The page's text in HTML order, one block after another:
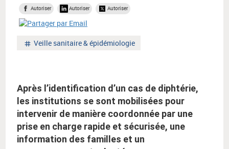
Autoriser Autoriser Autoriser
Mot
Veille sanitaire & épidémiologie
Après l’identification d’un cas de diphtérie,
les institutions se sont mobilisées pour
intervenir de manière coordonnée par une
prise en charge rapide et sécurisée, une
information des familles et un